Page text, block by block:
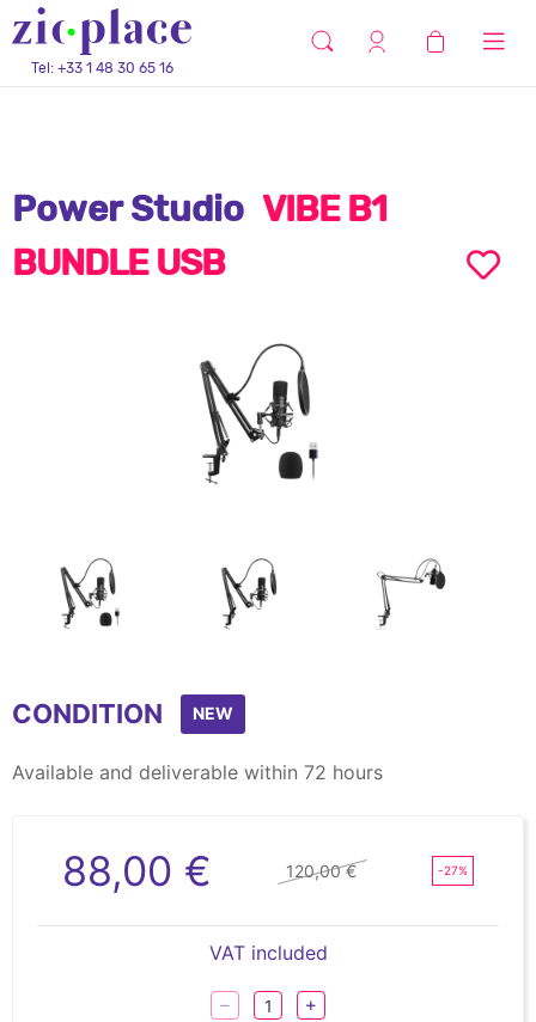
Tel: +33 1 48 30 65 16
Power Studio VIBE B1
BUNDLE USB
of
CONDITION NEW
Available and deliverable within 72 hours
88,00 € 120,00 € -27%
VAT included